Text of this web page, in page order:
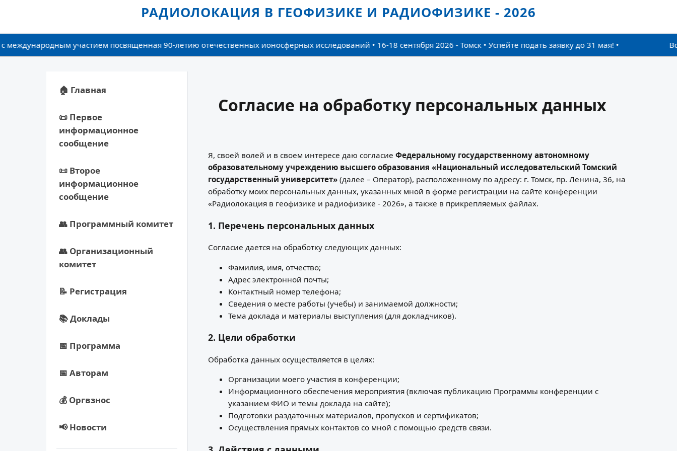
РАДИОЛОКАЦИЯ В ГЕОФИЗИКЕ И РАДИОФИЗИКЕ - 2026
участием посвященная 90-летию отечественных ионосферных исследований • 16-18 сентября 2026 - Томск • Успейте подать заявку до 31 мая! •
🏠 Главная
📜 Первое
информационное
сообщение
📜 Второе
информационное
сообщение
👥 Программный комитет
👥 Организационный
комитет
📝 Регистрация
📚 Доклады
📅 Программа
📅 Авторам
💰 Оргвзнос
📢 Новости
Согласие на обработку персональных данных
Я, своей волей и в своем интересе даю согласие Федеральному государственному автономному
образовательному учреждению высшего образования «Национальный исследовательский Томский
государственный университет» (далее – Оператор), расположенному по адресу: г. Томск, пр. Ленина, 36, на
обработку моих персональных данных, указанных мной в форме регистрации на сайте конференции
«Радиолокация в геофизике и радиофизике - 2026», а также в прикрепляемых файлах.
1. Перечень персональных данных
Согласие дается на обработку следующих данных:
Фамилия, имя, отчество;
Адрес электронной почты;
Контактный номер телефона;
Сведения о месте работы (учебы) и занимаемой должности;
Тема доклада и материалы выступления (для докладчиков).
2. Цели обработки
Обработка данных осуществляется в целях:
Организации моего участия в конференции;
Информационного обеспечения мероприятия (включая публикацию Программы конференции с
указанием ФИО и темы доклада на сайте);
Подготовки раздаточных материалов, пропусков и сертификатов;
Осуществления прямых контактов со мной с помощью средств связи.